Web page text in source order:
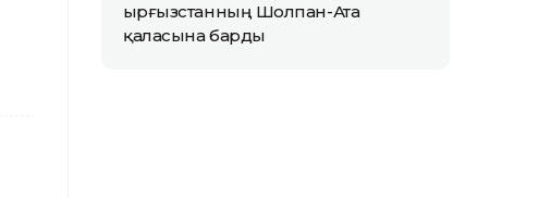
Қырғызстанның Шолпан-Ата
қаласына барды